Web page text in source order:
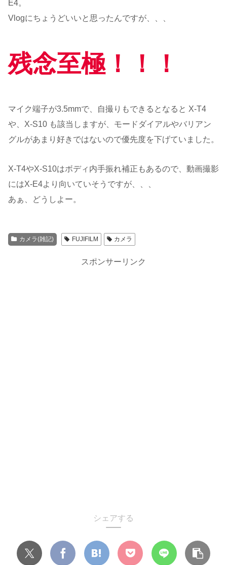
E4。
Vlogにちょうどいいと思ったんですが、、、
残念至極！！！
マイク端子が3.5mmで、自撮りもできるとなると X-T4
や、X-S10 も該当しますが、モードダイアルやバリアン
グルがあまり好きではないので優先度を下げていました。
X-T4やX-S10はボディ内手振れ補正もあるので、動画撮影
にはX-E4より向いていそうですが、、、
あぁ、どうしよー。
カメラ(雑記) FUJIFILM カメラ
スポンサーリンク
シェアする